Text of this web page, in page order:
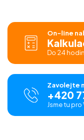
On-line
Do 24
Zavolejte
+420
Jsme tu pro